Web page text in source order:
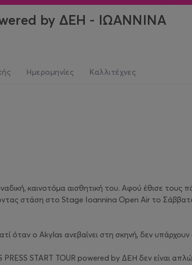
by ΔΕΗ - ΙΩΑΝΝΙΝΑ
Ημερομηνίες Καλλιτέχνες
καινοτόμα αισθητική του. Αφού έθισε τους
στάση στο Stage Ioannina Open Air το
όταν ο Akylas ανεβαίνει στη σκηνή, δεν
START TOUR powered by ΔΕΗ δεν είναι